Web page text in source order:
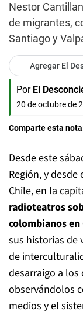
Nestor
de migrantes,
Santiago y
Agregar El
Por El
20 de octubre de
Comparte esta
Desde este
Región, y
Chile, en la
radioteatros
colombianos en
sus historias de
de
desarraigo a los
observándolos
medios y el